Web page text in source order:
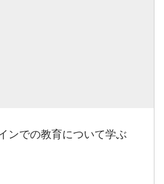
ンでの教育について学ぶ